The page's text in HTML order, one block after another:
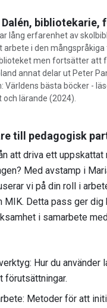
Dalén,
lång erfarenhet av
arbete i den
men fortsätter att
annat delar ut Peter
Världens bästa böcker -
och lärande (2024).
till pedagogisk
att driva ett
Med avstamp i
vi på din roll i
MIK. Detta pass ger
i samarbete
Hur du
förutsättningar.
Metoder för att